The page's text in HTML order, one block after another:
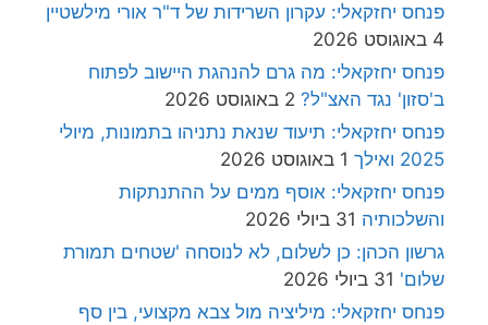
פנחס יחזקאלי: עקרון השרידות של ד"ר אורי מילשטיין
4 באוגוסט 2026
פנחס יחזקאלי: מה גרם להנהגת היישוב לפתוח
ב'סזון' נגד האצ"ל? 2 באוגוסט 2026
פנחס יחזקאלי: תיעוד שנאת נתניהו בתמונות, מיולי
2025 ואילך
1 באוגוסט 2026
פנחס יחזקאלי: אוסף ממים על ההתנתקות
והשלכותיה 31 ביולי 2026
גרשון הכהן: כן לשלום, לא לנוסחה 'שטחים תמורת
שלום' 31 ביולי 2026
פנחס יחזקאלי: מיליציה מול צבא מקצועי, בין סף